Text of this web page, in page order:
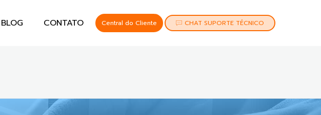
BLOG CONTATO Central do Cliente CHAT SUPORTE TÉCNICO